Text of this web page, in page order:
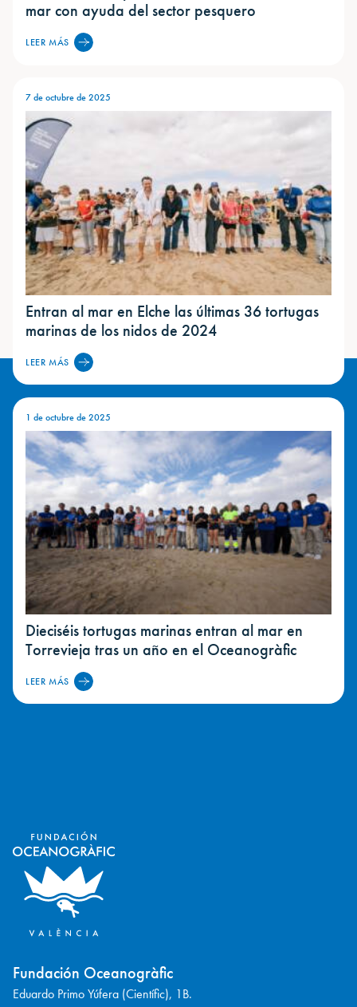
mar con ayuda del sector pesquero
LEER MÁS
7 de octubre de 2025
Entran al mar en Elche las últimas 36 tortugas
marinas de los nidos de 2024
LEER MÁS
1 de octubre de 2025
Dieciséis tortugas marinas entran al mar en
Torrevieja tras un año en el Oceanogràfic
LEER MÁS
Fundación Oceanogràfic
Eduardo Primo Yúfera (Científic), 1B.